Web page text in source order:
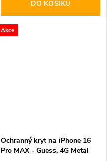
DO KOŠÍKU
Akce
Ochranný kryt na iPhone 16
Pro MAX - Guess, 4G Metal